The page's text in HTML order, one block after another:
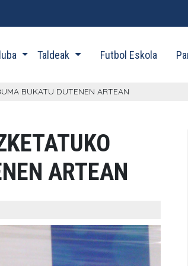
Taldeak Futbol Eskola
BUKATU DUTENEN ARTEAN
ARTEAN